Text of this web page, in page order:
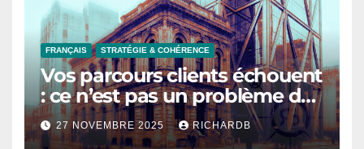
FRANÇAIS STRATÉGIE & COHÉRENCE
Vos parcours clients échouent
: ce n’est pas un problème de
design, c’est un problème de
temps
27 NOVEMBRE 2025 RICHARDB